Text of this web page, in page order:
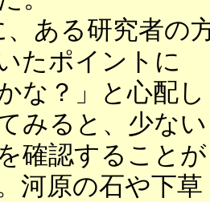
ある研究者の
たポイントに
な？」と心配し
みると、少ない
確認することが
河原の石や下草